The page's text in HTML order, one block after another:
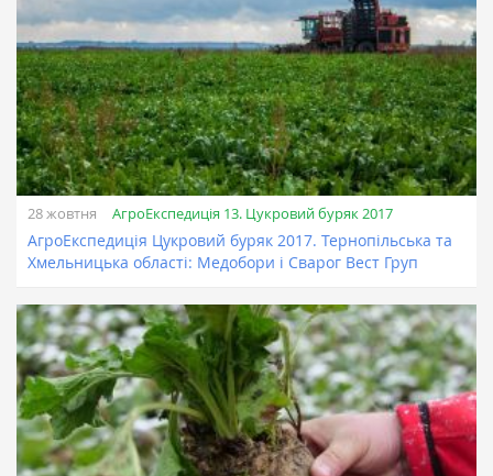
28 жовтня АгроЕкспедиція 13. Цукровий буряк 2017
АгроЕкспедиція Цукровий буряк 2017. Тернопільська та
Хмельницька області: Медобори і Сварог Вест Груп